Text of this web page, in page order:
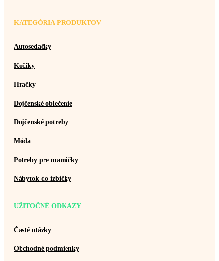
KATEGÓRIA PRODUKTOV
Autosedačky
Kočíky
Hračky
Dojčenské oblečenie
Dojčenské potreby
Móda
Potreby pre mamičky
Nábytok do izbičky
UŽITOČNÉ ODKAZY
Časté otázky
Obchodné podmienky